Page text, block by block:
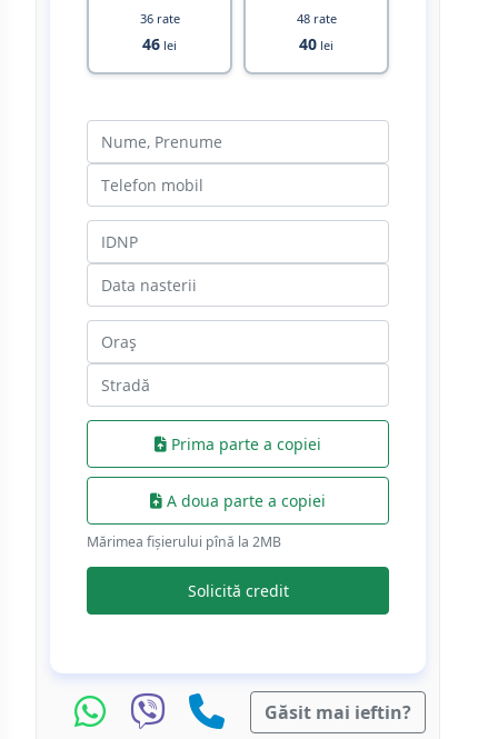
36 rate
46 lei
48 rate
40 lei
Prima parte a copiei
A doua parte a copiei
Mărimea fișierului pînă la 2МB
Solicită credit
Găsit mai ieftin?